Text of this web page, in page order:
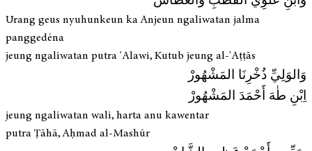
Urang geus nyuhunkeun ka Anjeun ngaliwatan jalma
panggedéna
jeung ngaliwatan putra 'Alawi, Kutub jeung al-'Aṭṭās
وَالوَلِيِّ ذُخْرِنَا المَشْهُورْ
اِبْنِ طٰهَ أَحْمَدَ المَشْهُورْ
jeung ngaliwatan wali, harta anu kawentar
putra Ṭāhā, Aḥmad al-Mashūr